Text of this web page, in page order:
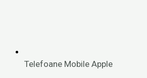
Telefoane Mobile Apple